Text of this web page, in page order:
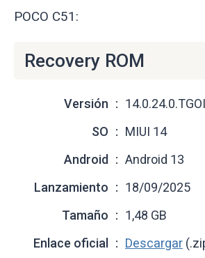
POCO C51:
Recovery ROM
Versión
SO
MIUI 14
Android
Android 13
Lanzamiento
18/09/2025
Tamaño
1,48 GB
Enlace oficial
Descargar